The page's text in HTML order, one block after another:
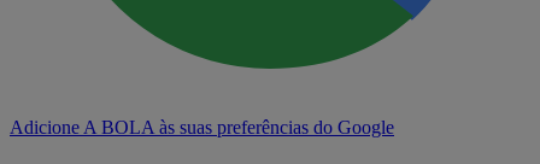
Adicione A BOLA às suas preferências do Google